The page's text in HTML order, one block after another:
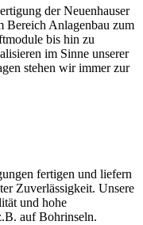
der Neuenhauser
Bereich Anlagenbau zum
bis hin zu
im Sinne unserer
stehen wir immer zur
fertigen und liefern
Zuverlässigkeit. Unsere
und hohe
auf Bohrinseln.